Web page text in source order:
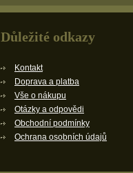
Důležité odkazy
Kontakt
Doprava a platba
Vše o nákupu
Otázky a odpovědi
Obchodní podmínky
Ochrana osobních údajů